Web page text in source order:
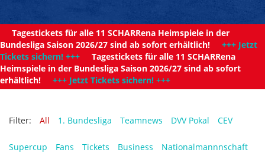
Tagestickets für alle 11 SCHARRena Heimspiele in der
Bundesliga Saison 2026/27 sind ab sofort erhältlich! +++ Jetzt
Tickets sichern! +++ Tagestickets für alle 11 SCHARRena
Heimspiele in der Bundesliga Saison 2026/27 sind ab sofort
erhältlich! +++ Jetzt Tickets sichern! +++
Filter: All 1. Bundesliga Teamnews DVV Pokal CEV
Supercup Fans Tickets Business Nationalmannnschaft